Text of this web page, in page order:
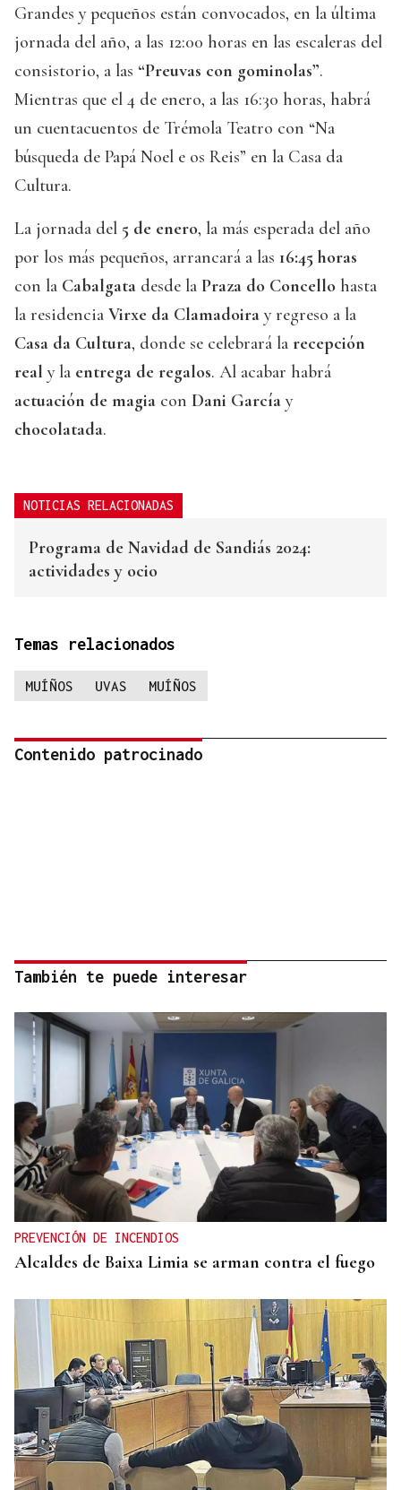
Grandes y pequeños están convocados, en la última
jornada del año, a las 12:00 horas en las escaleras del
consistorio, a las “Preuvas con gominolas”.
Mientras que el 4 de enero, a las 16:30 horas, habrá
un cuentacuentos de Trémola Teatro con “Na
búsqueda de Papá Noel e os Reis” en la Casa da
Cultura.
La jornada del 5 de enero, la más esperada del año
por los más pequeños, arrancará a las 16:45 horas
con la Cabalgata desde la Praza do Concello hasta
la residencia Virxe da Clamadoira y regreso a la
Casa da Cultura, donde se celebrará la recepción
real y la entrega de regalos. Al acabar habrá
actuación de magia con Dani García y
chocolatada.
NOTICIAS RELACIONADAS
Programa de Navidad de Sandiás 2024:
actividades y ocio
Temas relacionados
MUÍÑOS UVAS MUÍÑOS
Contenido patrocinado
También te puede interesar
PREVENCIÓN DE INCENDIOS
Alcaldes de Baixa Limia se arman contra el fuego